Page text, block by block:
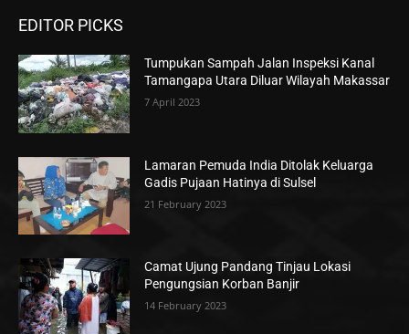
EDITOR PICKS
Tumpukan Sampah Jalan Inspeksi Kanal
Tamangapa Utara Diluar Wilayah Makassar
7 April 2023
Lamaran Pemuda India Ditolak Keluarga
Gadis Pujaan Hatinya di Sulsel
21 February 2023
Camat Ujung Pandang Tinjau Lokasi
Pengungsian Korban Banjir
14 February 2023